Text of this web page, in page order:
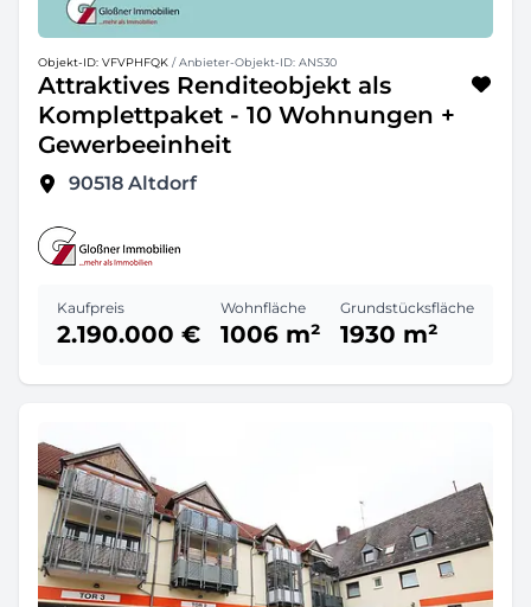
Objekt-ID: VFVPHFQK / Anbieter-Objekt-ID: ANS30
Attraktives Renditeobjekt als
Komplettpaket - 10 Wohnungen +
Gewerbeeinheit
90518 Altdorf
Kaufpreis
2.190.000 €
Wohnfläche
1006 m²
Grundstücksfläche
1930 m²